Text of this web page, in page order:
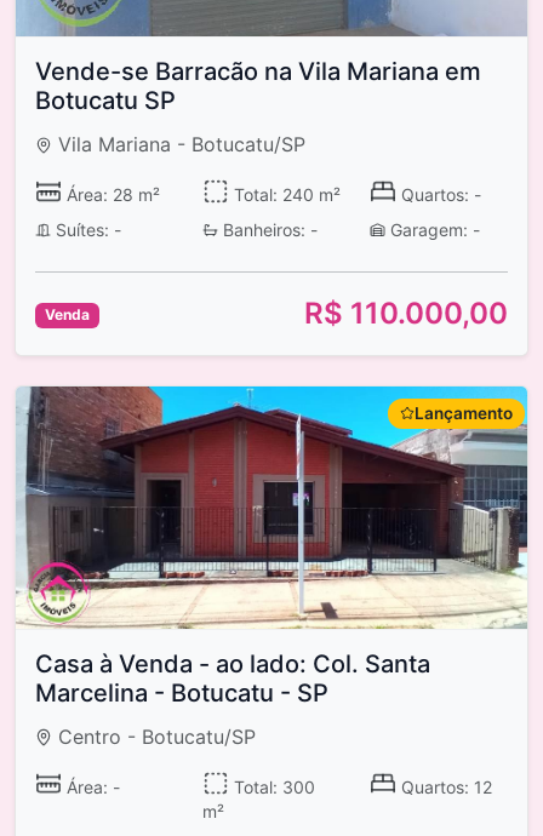
Vende-se Barracão na Vila Mariana em
Botucatu SP
Vila Mariana - Botucatu/SP
Área: 28 m² Total: 240 m²
Quartos: -
Suítes: -
Banheiros: - Garagem: -
Venda R$ 110.000,00
Lançamento
Casa à Venda - ao lado: Col. Santa
Marcelina - Botucatu - SP
Centro - Botucatu/SP
Área: -
Total: 300
m²
Quartos: 12